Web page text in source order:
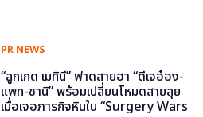
PR NEWS
“ลูกเกด เมทินี” ฟาดสายฮา “ดีเจอ๋อง-
แพท-ซานิ” พร้อมเปลี่ยนโหมดสายลุย
เมื่อเจอภารกิจหินใน “Surgery Wars